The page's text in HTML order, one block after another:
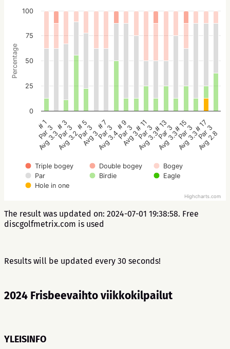
Percentage
Triple bogey Double bogey
Bogey
Par
Birdie
Eagle
Hole in one
# 1
Par 3
Avg 3.3
# 3
Par 3
Avg 3.2
# 5
Par 3
Avg 3
# 7
Par 3
Avg 3.4
# 9
Par 3
Avg 3
# 11
Par 3
Avg 3.3
# 13
Par 3
Avg 3.3
# 15
Par 3
Avg 3.3
# 17
Par 3
Avg 2.8
0
25
50
75
100
Highcharts.com
The result was updated on: 2024-07-01 19:38:58. Free
discgolfmetrix.com is used
Results will be updated every 30 seconds!
2024 Frisbeevaihto viikkokilpailut
YLEISINFO